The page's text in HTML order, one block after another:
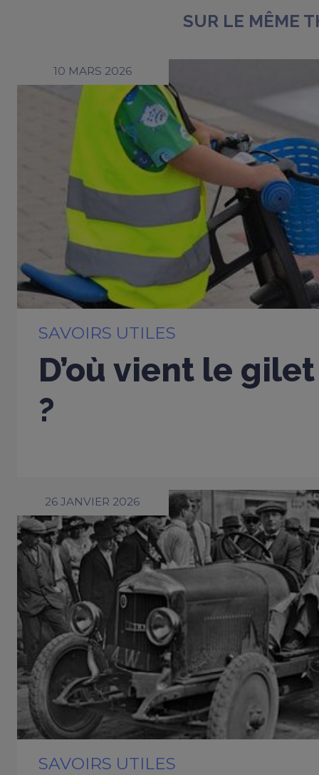
SUR LE MÊME
10 MARS 2026
SAVOIRS UTILES
D’où vient le
?
26 JANVIER 2026
SAVOIRS UTILES